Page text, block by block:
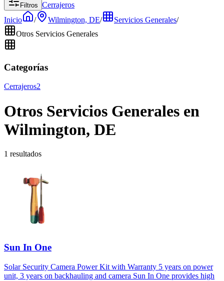
Filtros Cerrajeros
Inicio
/ Wilmington, DE/ Servicios Generales/
Otros Servicios Generales
Categorías
Cerrajeros2
Otros Servicios Generales en
Wilmington, DE
1 resultados
Sun In One
Solar Security Camera Power Kit with Warranty 5 years on power
unit, 3 years on backhauling and camera Sun In One provides high